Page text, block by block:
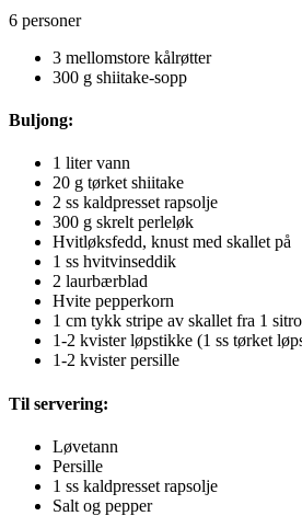
6 personer
3 mellomstore kålrøtter
300 g shiitake-sopp
Buljong:
1 liter vann
20 g tørket shiitake
2 ss kaldpresset rapsolje
300 g skrelt perleløk
Hvitløksfedd, knust med skallet på
1 ss hvitvinseddik
2 laurbærblad
Hvite pepperkorn
1 cm tykk stripe av skallet fra 1
1-2 kvister løpstikke (1 ss tørket
1-2 kvister persille
Til servering:
Løvetann
Persille
1 ss kaldpresset rapsolje
Salt og pepper